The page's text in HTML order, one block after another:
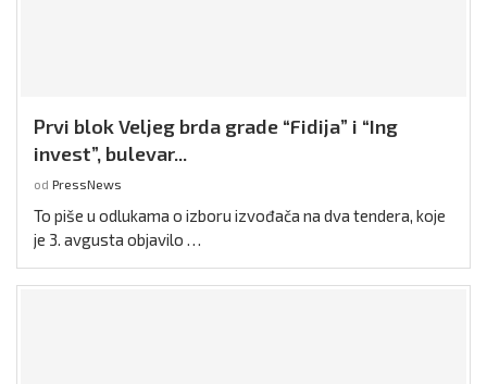
Prvi blok Veljeg brda grade “Fidija” i “Ing
invest”, bulevar...
od PressNews
To piše u odlukama o izboru izvođača na dva tendera, koje
je 3. avgusta objavilo …